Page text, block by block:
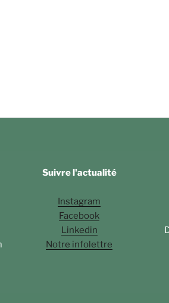
Suivre l'actualité
Instagram
Facebook
Linkedin
Notre infolettre